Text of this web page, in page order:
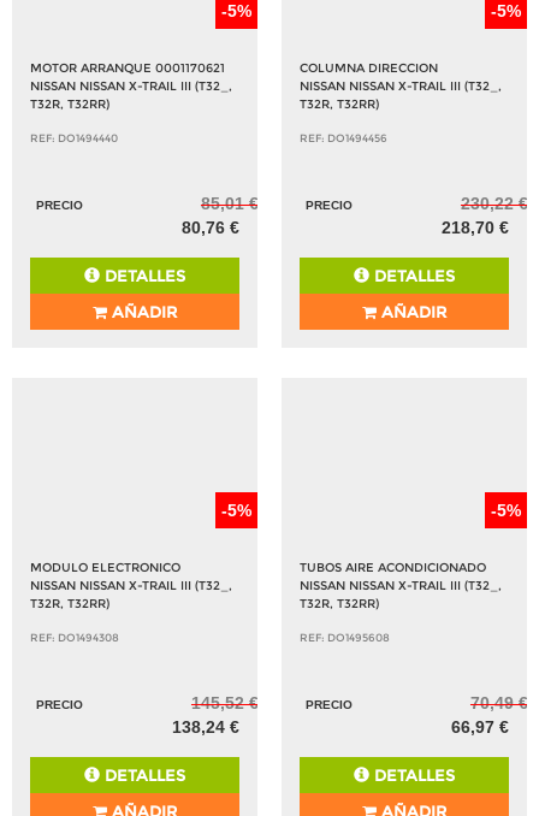
-5%
MOTOR ARRANQUE 0001170621
NISSAN NISSAN X-TRAIL III (T32_,
T32R, T32RR)
REF: DO1494440
PRECIO
85,01 €
80,76 €
DETALLES
AÑADIR
-5%
COLUMNA DIRECCION
NISSAN NISSAN X-TRAIL III (T32_,
T32R, T32RR)
REF: DO1494456
PRECIO
230,22 €
218,70 €
DETALLES
AÑADIR
-5%
MODULO ELECTRONICO
NISSAN NISSAN X-TRAIL III (T32_,
T32R, T32RR)
REF: DO1494308
PRECIO
145,52 €
138,24 €
DETALLES
AÑADIR
-5%
TUBOS AIRE ACONDICIONADO
NISSAN NISSAN X-TRAIL III (T32_,
T32R, T32RR)
REF: DO1495608
PRECIO
70,49 €
66,97 €
DETALLES
AÑADIR